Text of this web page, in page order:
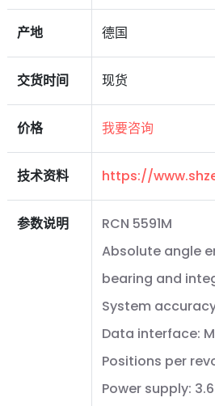
产地 德国
交货时间 现货
价格 我要咨询
技术资料 https://
参数说明
RCN 5591M
Absolute angle
bearing and
System
Data interface:
Positions per
Power supply: 3.6